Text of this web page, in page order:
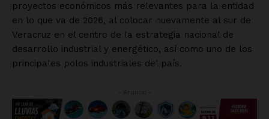
proyectos económicos más relevantes para la entidad
en lo que va de 2026, al colocar nuevamente al sur de
Veracruz en el centro de la estrategia nacional de
desarrollo industrial y energético, así como uno de los
principales polos industriales del país.